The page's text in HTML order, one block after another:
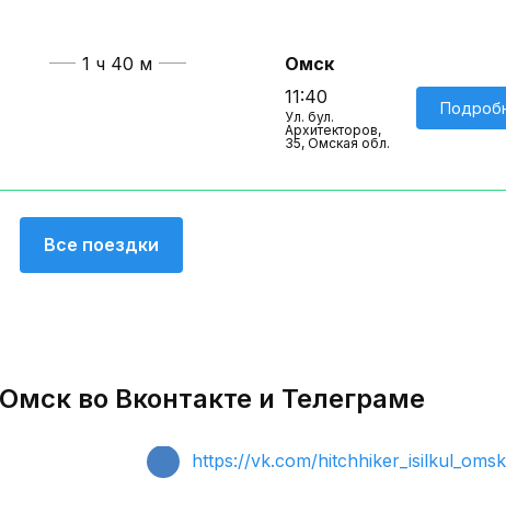
1 ч 40 м
Омск
11:40
Ул. бул.
Архитекторов,
35, Омская обл.
Все поездки
во Вконтакте и Телеграме
https://vk.com/hitchhiker_isilkul_omsk